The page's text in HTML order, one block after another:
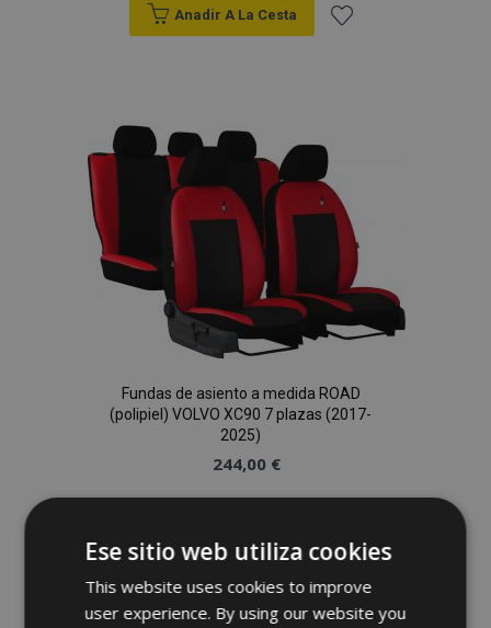
Anadir A La Cesta
Lista
de
Deseos
Fundas de asiento a medida ROAD
(polipiel) VOLVO XC90 7 plazas (2017-
2025)
244,00 €
Añadir
a la
Ese sitio web utiliza cookies
This website uses cookies to improve
user experience. By using our website you